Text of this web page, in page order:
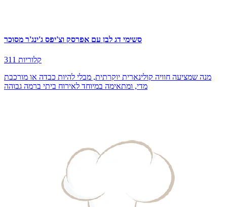
סשימי דג לבן עם אפרסק וצ'יפס ג'ינג'ר מסוכר
311 קלוריות
מנה שמציעה חוויה קולינארית יוקרתית, מבלי להיות כבדה או מורכבת
מדי, ומתאימה במיוחד לאירוח ביתי ברמה גבוהה